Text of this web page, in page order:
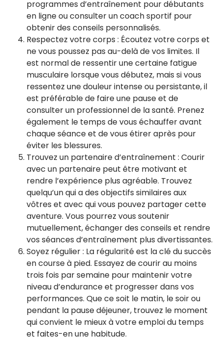
programmes d’entraînement pour débutants
en ligne ou consulter un coach sportif pour
obtenir des conseils personnalisés.
Respectez votre corps : Écoutez votre corps et
ne vous poussez pas au-delà de vos limites. Il
est normal de ressentir une certaine fatigue
musculaire lorsque vous débutez, mais si vous
ressentez une douleur intense ou persistante, il
est préférable de faire une pause et de
consulter un professionnel de la santé. Prenez
également le temps de vous échauffer avant
chaque séance et de vous étirer après pour
éviter les blessures.
Trouvez un partenaire d’entraînement : Courir
avec un partenaire peut être motivant et
rendre l’expérience plus agréable. Trouvez
quelqu’un qui a des objectifs similaires aux
vôtres et avec qui vous pouvez partager cette
aventure. Vous pourrez vous soutenir
mutuellement, échanger des conseils et rendre
vos séances d’entraînement plus divertissantes.
Soyez régulier : La régularité est la clé du succès
en course à pied. Essayez de courir au moins
trois fois par semaine pour maintenir votre
niveau d’endurance et progresser dans vos
performances. Que ce soit le matin, le soir ou
pendant la pause déjeuner, trouvez le moment
qui convient le mieux à votre emploi du temps
et faites-en une habitude.